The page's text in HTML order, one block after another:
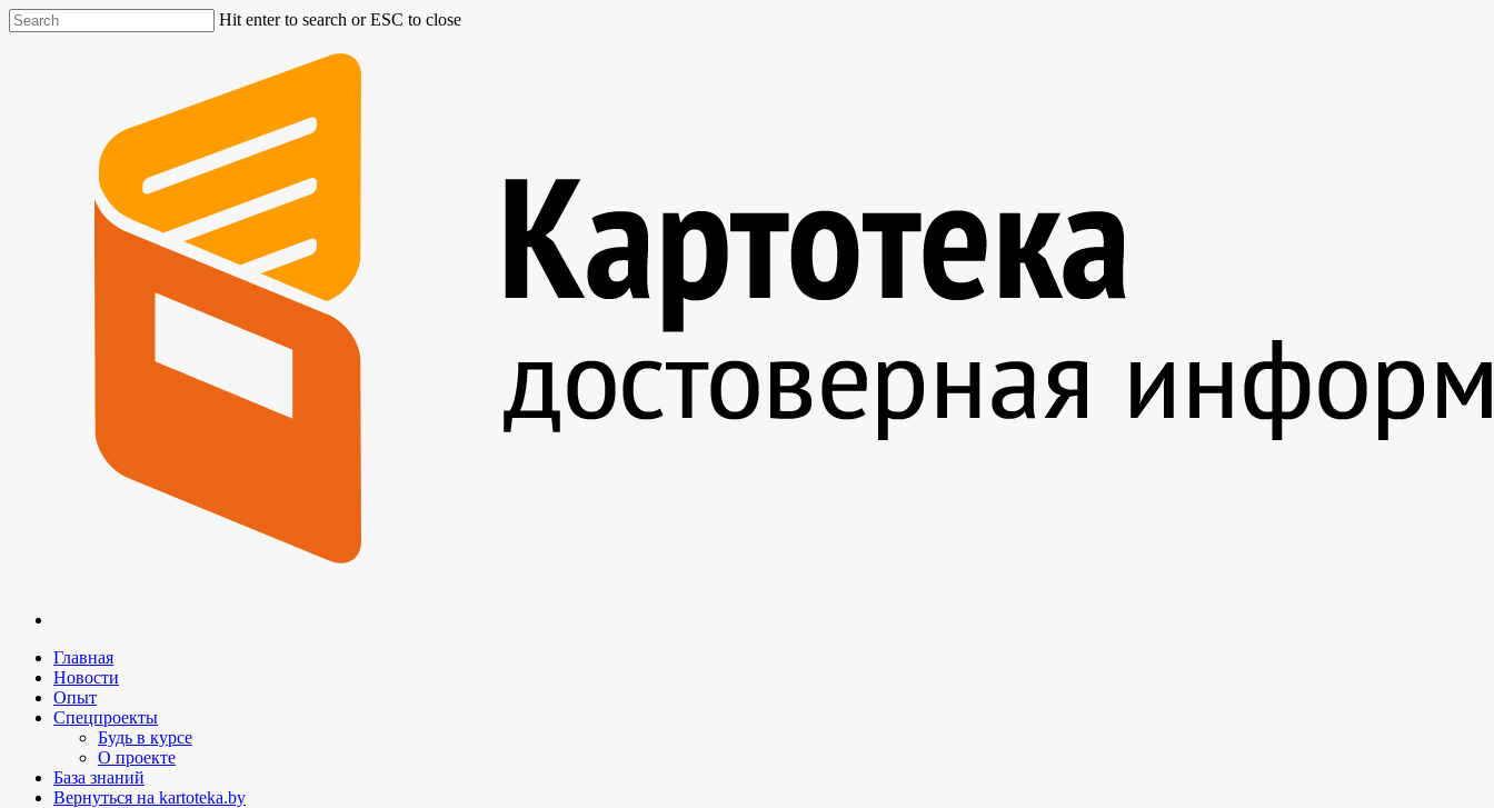
Hit enter to search or ESC to close
Главная
Новости
Опыт
Спецпроекты
Будь в курсе
О проекте
База знаний
Вернуться на kartoteka.by